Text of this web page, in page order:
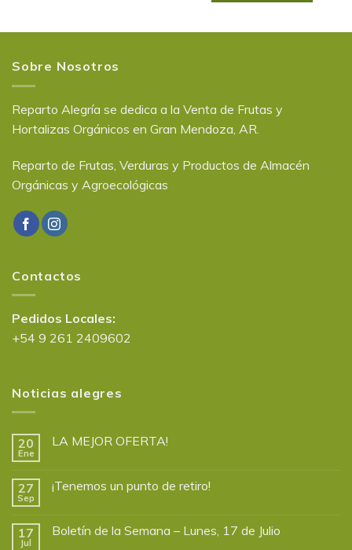
Sobre Nosotros
Reparto Alegría se dedica a la Venta de Frutas y
Hortalizas Orgánicos en Gran Mendoza, AR.
Reparto de Frutas, Verduras y Productos de Almacén
Orgánicas y Agroecológicas
Contactos
Pedidos Locales:
+54 9 261 2409602
Noticias alegres
20
Ene
LA MEJOR OFERTA!
27
Sep
¡Tenemos un punto de retiro!
17
Jul
Boletín de la Semana – Lunes, 17 de Julio